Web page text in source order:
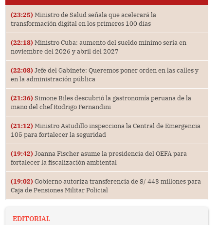
(23:25) Ministro de Salud señala que acelerará la
transformación digital en los primeros 100 días
(22:18) Ministro Cuba: aumento del sueldo mínimo sería en
noviembre del 2026 y abril del 2027
(22:08) Jefe del Gabinete: Queremos poner orden en las calles y
en la administración pública
(21:36) Simone Biles descubrió la gastronomía peruana de la
mano del chef Rodrigo Fernandini
(21:12) Ministro Astudillo inspecciona la Central de Emergencia
105 para fortalecer la seguridad
(19:42) Joanna Fischer asume la presidencia del OEFA para
fortalecer la fiscalización ambiental
(19:02) Gobierno autoriza transferencia de S/ 443 millones para
Caja de Pensiones Militar Policial
EDITORIAL